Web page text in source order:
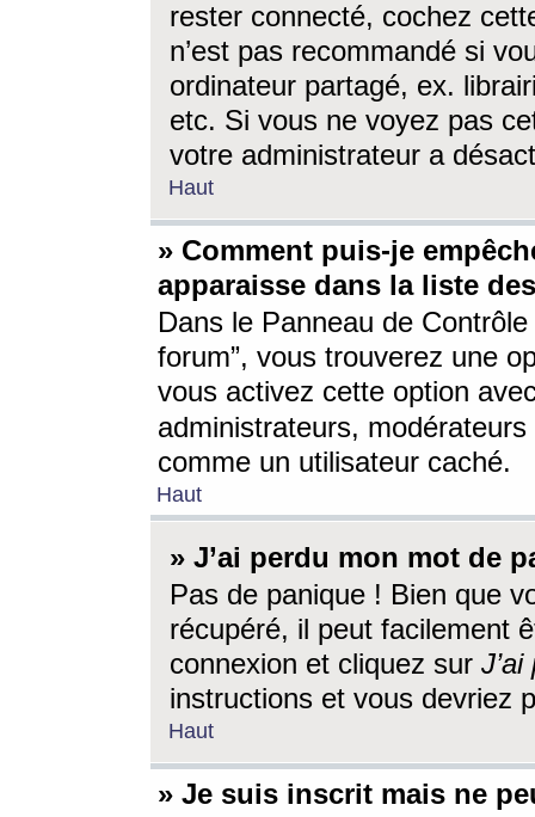
rester connecté, cochez
n’est pas recommandé si
ordinateur partagé, ex.
etc. Si vous ne voyez pas
votre administrateur a
Haut
» Comment puis-je
apparaisse dans la liste
Dans le Panneau de
forum”, vous trouverez une
vous activez cette option
administrateurs,
comme un utilisateur caché.
Haut
» J’ai perdu mon mot de
Pas de panique ! Bien que
récupéré, il peut facilement
connexion et cliquez sur
instructions et vous devriez
Haut
» Je suis inscrit mais ne